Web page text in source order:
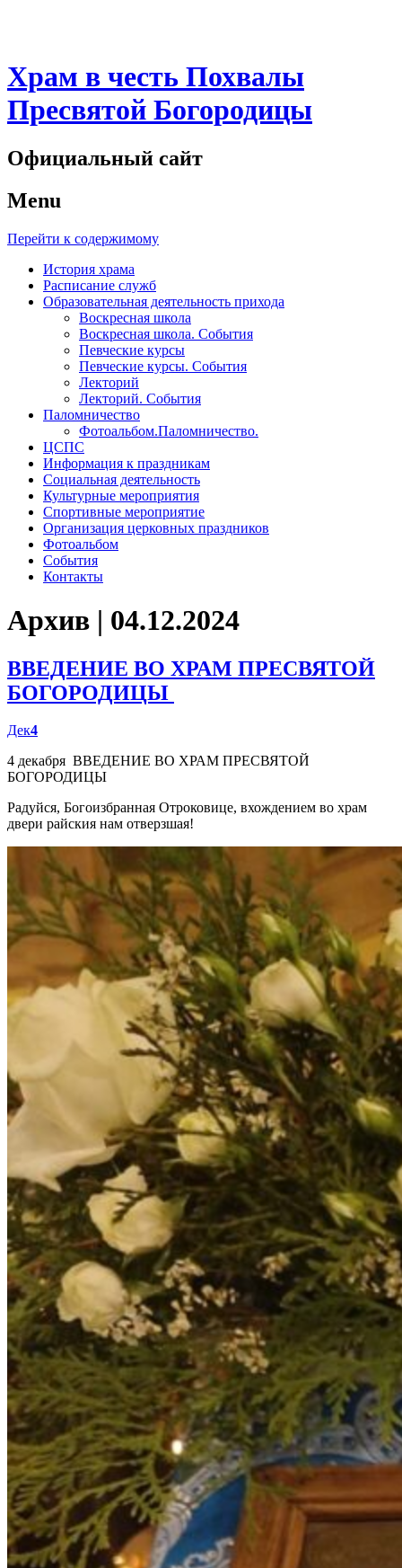
Храм в честь Похвалы
Пресвятой Богородицы
Официальный сайт
Menu
Перейти к содержимому
История храма
Расписание служб
Образовательная деятельность прихода
Воскресная школа
Воскресная школа. События
Певческие курсы
Певческие курсы. События
Лекторий
Лекторий. События
Паломничество
Фотоальбом.Паломничество.
ЦСПС
Информация к праздникам
Социальная деятельность
Культурные мероприятия
Спортивные мероприятие
Организация церковных праздников
Фотоальбом
События
Контакты
Архив | 04.12.2024
ВВЕДЕНИЕ ВО ХРАМ ПРЕСВЯТОЙ
БОГОРОДИЦЫ
Дек4
4 декабря ВВЕДЕНИЕ ВО ХРАМ ПРЕСВЯТОЙ
БОГОРОДИЦЫ
Радуйся, Богоизбранная Отроковице, вхождением во храм
двери райския нам отверзшая!